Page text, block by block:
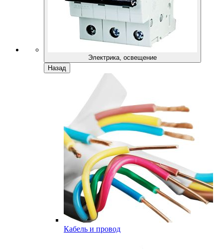
Электрика, освещение
Назад
Кабель и провод